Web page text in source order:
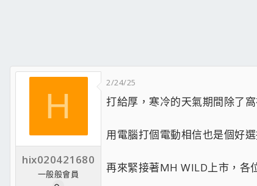
H
hix020421680
一般般會員
2/24/25
打給厚，寒冷的天氣期間除了
用電腦打個電動相信也是個好
再來緊接著MH WILD上市，各